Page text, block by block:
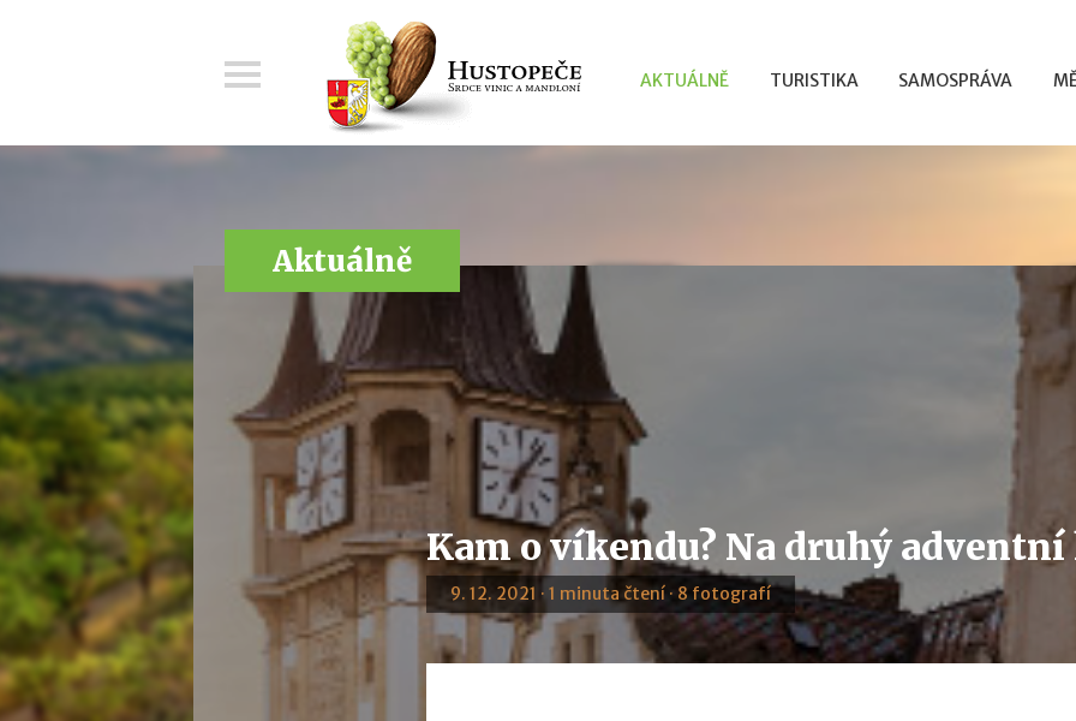
AKTUÁLNĚ TURISTIKA SAMOSPRÁVA
Aktuálně
Kam o víkendu? Na druhý
9. 12. 2021 · 1 minuta čtení · 8 fotografí